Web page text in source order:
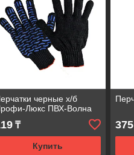
черные х/б
Люкс ПВХ-Волна
₸
Купить
375